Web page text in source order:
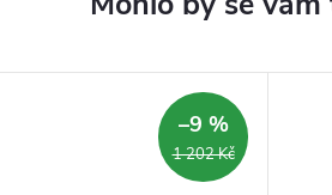
1 202 Kč
–9 %